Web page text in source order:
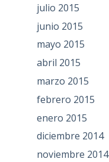
julio 2015
junio 2015
mayo 2015
abril 2015
marzo 2015
febrero 2015
enero 2015
diciembre 2014
noviembre 2014